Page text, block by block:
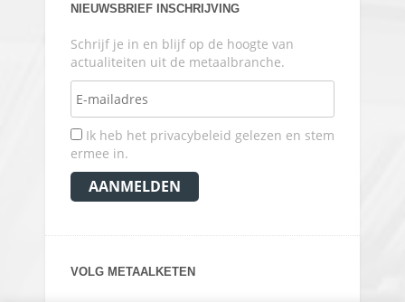
NIEUWSBRIEF INSCHRIJVING
Schrijf je in en blijf op de hoogte van
actualiteiten uit de metaalbranche.
Ik heb het privacybeleid gelezen en stem
ermee in.
VOLG METAALKETEN